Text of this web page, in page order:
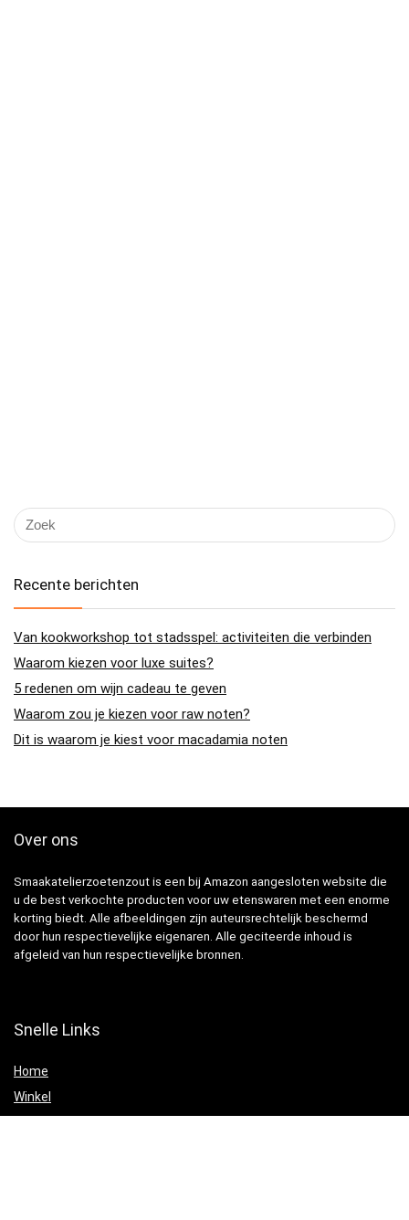
Recente berichten
Van kookworkshop tot stadsspel: activiteiten die verbinden
Waarom kiezen voor luxe suites?
5 redenen om wijn cadeau te geven
Waarom zou je kiezen voor raw noten?
Dit is waarom je kiest voor macadamia noten
Over ons
Smaakatelierzoetenzout is een bij Amazon aangesloten website die
u de best verkochte producten voor uw etenswaren met een enorme
korting biedt. Alle afbeeldingen zijn auteursrechtelijk beschermd
door hun respectievelijke eigenaren. Alle geciteerde inhoud is
afgeleid van hun respectievelijke bronnen.
Snelle Links
Home
Winkel